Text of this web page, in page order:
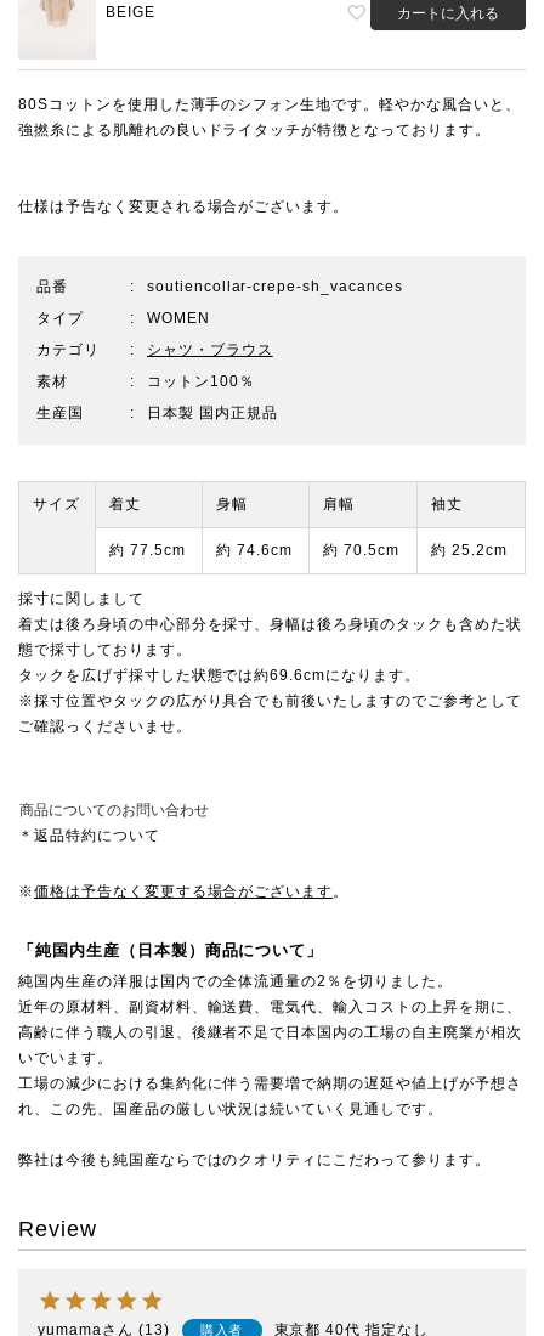
BEIGE カートに入れる
80Sコットンを使用した薄手のシフォン生地です。軽やかな風合いと、
強撚糸による肌離れの良いドライタッチが特徴となっております。
仕様は予告なく変更される場合がございます。
品番
soutiencollar-crepe-sh_vacances
タイプ
WOMEN
カテゴリ
シャツ・ブラウス
素材
コットン100％
生産国
日本製 国内正規品
サイズ 着丈 身幅 肩幅 袖丈
約 77.5cm 約 74.6cm 約 70.5cm 約 25.2cm
採寸に関しまして
着丈は後ろ身頃の中心部分を採寸、身幅は後ろ身頃のタックも含めた状
態で採寸しております。
タックを広げず採寸した状態では約69.6cmになります。
※採寸位置やタックの広がり具合でも前後いたしますのでご参考として
ご確認っくださいませ。
商品についてのお問い合わせ
＊返品特約について
※価格は予告なく変更する場合がございます 。
「純国内生産（日本製）商品について」
純国内生産の洋服は国内での全体流通量の2％を切りました。
近年の原材料、副資材料、輸送費、電気代、輸入コストの上昇を期に、
高齢に伴う職人の引退、後継者不足で日本国内の工場の自主廃業が相次
いでいます。
工場の減少における集約化に伴う需要増で納期の遅延や値上げが予想さ
れ、この先、国産品の厳しい状況は続いていく見通しです。
弊社は今後も純国産ならではのクオリティにこだわって参ります。
Review
yumama 13 購入者 東京都 40代 指定なし